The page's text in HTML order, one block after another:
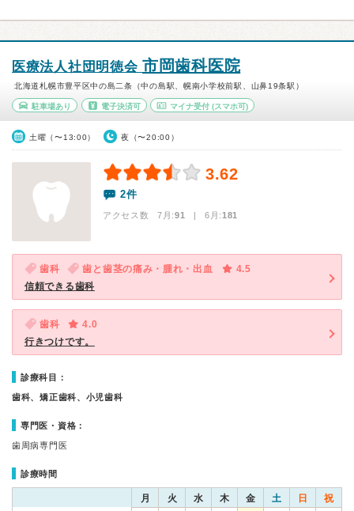
医療法人社団明徳会 市岡歯科医院
北海道札幌市豊平区中の島二条（中の島駅、幌南小学校前駅、山鼻19条駅）
駐車場あり 電子決済可 マイナ受付 (スマホ可)
土曜（〜13:00） 夜（〜20:00）
3.62
2件
アクセス数 7月:91 | 6月:181
歯科 歯と歯茎の痛み・腫れ・出血
4.5
信頼できる歯科
歯科
4.0
行きつけです。
診療科目：
歯科、矯正歯科、小児歯科
専門医・資格：
歯周病専門医
診療時間
月 火 水 木 金 土 日 祝